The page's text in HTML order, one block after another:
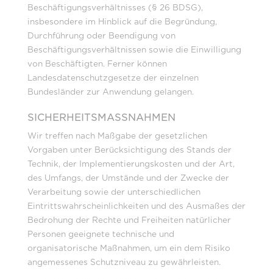
Beschäftigungsverhältnisses (§ 26 BDSG),
insbesondere im Hinblick auf die Begründung,
Durchführung oder Beendigung von
Beschäftigungsverhältnissen sowie die Einwilligung
von Beschäftigten. Ferner können
Landesdatenschutzgesetze der einzelnen
Bundesländer zur Anwendung gelangen.
SICHERHEITSMASSNAHMEN
Wir treffen nach Maßgabe der gesetzlichen
Vorgaben unter Berücksichtigung des Stands der
Technik, der Implementierungskosten und der Art,
des Umfangs, der Umstände und der Zwecke der
Verarbeitung sowie der unterschiedlichen
Eintrittswahrscheinlichkeiten und des Ausmaßes der
Bedrohung der Rechte und Freiheiten natürlicher
Personen geeignete technische und
organisatorische Maßnahmen, um ein dem Risiko
angemessenes Schutzniveau zu gewährleisten.